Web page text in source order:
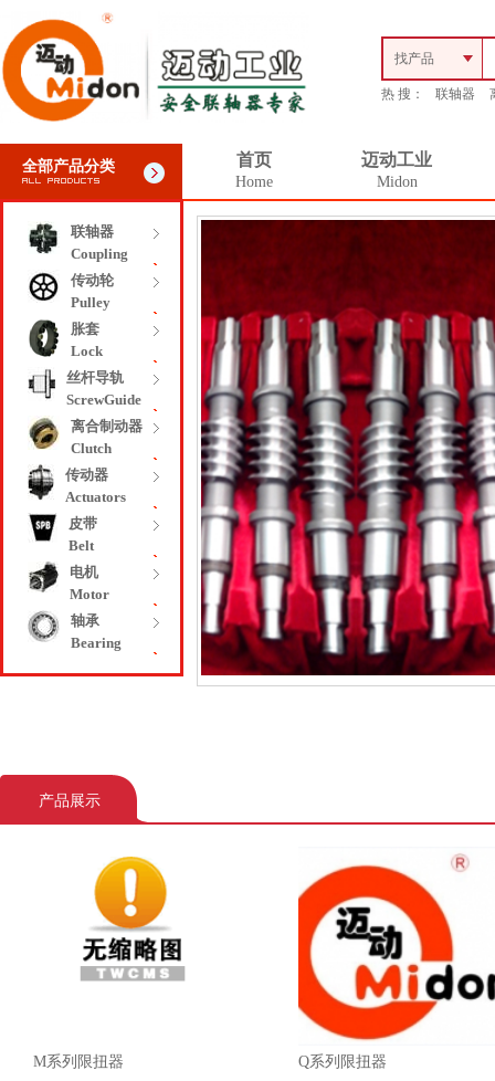
找产品
热 搜： 联轴器
全部产品分类
联轴器
Coupling
传动轮
Pulley
胀套
Lock
丝杆导轨
ScrewGuide
离合制动器
Clutch
传动器
Actuators
皮带
Belt
电机
Motor
轴承
Bearing
首页
Home
迈动工业
Midon
产品展示
M系列限扭器 Q系列限扭器